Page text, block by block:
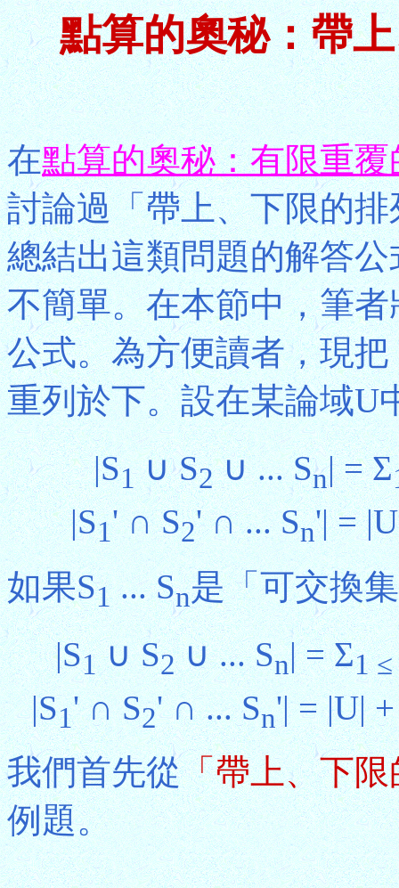
點算的奧秘：帶
在點算的奧秘：有限重
討論過「帶上、下限的
總結出這類問題的解答
不簡單。在本節中，筆
公式。為方便讀者，現
重列於下。設在某論域U
|S1∪ S2∪ ... Sn| = Σ
|S1' ∩ S2' ∩ ... Sn'| =
如果S1... Sn是「可交換
|S1∪ S2∪ ... Sn| = Σ1 ≤
|S1' ∩ S2' ∩ ... Sn'| = |U|
我們首先從「帶上、下
例題。